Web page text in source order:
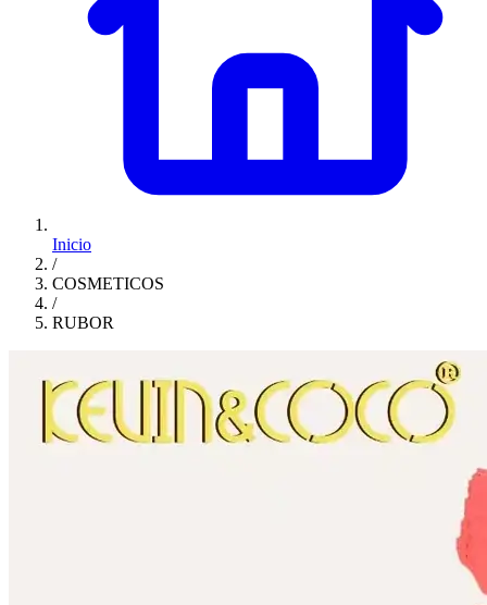
Inicio
/
COSMETICOS
/
RUBOR